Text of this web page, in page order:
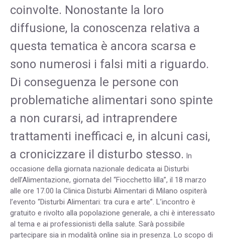
coinvolte. Nonostante la loro
diffusione, la conoscenza relativa a
questa tematica è ancora scarsa e
sono numerosi i falsi miti a riguardo.
Di conseguenza le persone con
problematiche alimentari sono spinte
a non curarsi, ad intraprendere
trattamenti inefficaci e, in alcuni casi,
a cronicizzare il disturbo stesso. In
occasione della giornata nazionale dedicata ai Disturbi
dell’Alimentazione, giornata del “Fiocchetto lilla”, il 18 marzo
alle ore 17.00 la Clinica Disturbi Alimentari di Milano ospiterà
l’evento “Disturbi Alimentari: tra cura e arte”. L’incontro è
gratuito e rivolto alla popolazione generale, a chi è interessato
al tema e ai professionisti della salute. Sarà possibile
partecipare sia in modalità online sia in presenza. Lo scopo di